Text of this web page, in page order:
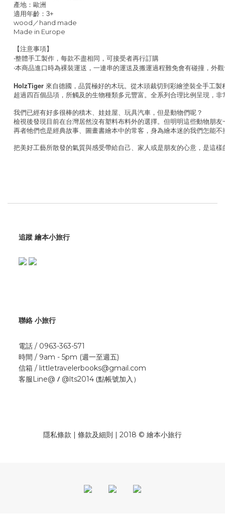
產地：歐洲
適用年齡： 3+
wood ／ hand made
Made in Europe
【注意事項】
‧整體手工製作，每款不盡相同，可接受者再行訂購
‧本商品進口時為裸裝運送，一連串的運送及搬運過程難免會有碰撞，外
HolzTiger 來自德國，品質極好的木玩。從木頭裁切到彩繪塗裝全手工
超過四百個品項，所觸及的生物種類多元豐富。全系列合理比例呈現，
我們已經有好多很棒的積木、娃娃屋、玩具汽車，但是動物們呢？
檢視後發現目前在台灣居然沒有塑料布料外的選擇。但明明這些動物朋
再者牠們也是經典故事、圖畫書繪本中的常客，身為繪本迷的我們怎能
把美好工藝所散發的氣質與感受帶給自己、家人或是朋友的心意，是這
追蹤 繪本小旅行
聯絡 小旅行
電話 / 0963-363-571
時間 / 9am - 5pm (週一至週五)
信箱 / littletravelerbooks@gmail.com
客服Line@ / @lts2014 (點帳號加入）
隱私條款 | 條款及細則 | 2018 © 繪本小旅行